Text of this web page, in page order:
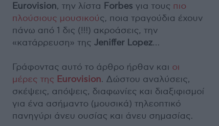
Eurovision, την λίστα Forbes για τους πιο
πλούσιους μουσικούς, ποια τραγούδια έχουν
πάνω από 1 δις (!!!) ακροάσεις, την
«κατάρρευση» της Jeniffer Lopez…
Γράφοντας αυτό το άρθρο ήρθαν και οι
μέρες της Eurovision. Δώστου αναλύσεις,
σκέψεις, απόψεις, διαφωνίες και διαξιφισμοί
για ένα ασήμαντο (μουσικά) τηλεοπτικό
πανηγύρι άνευ ουσίας και άνευ σημασίας.